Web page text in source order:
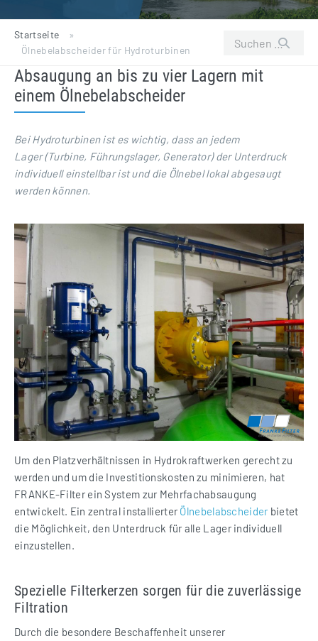
Startseite
»
Ölnebelabscheider für Hydroturbinen
Suchen
Absaugung an bis zu vier Lagern mit
einem Ölnebelabscheider
Bei Hydroturbinen ist es wichtig, dass an jedem
Lager (Turbine, Führungslager, Generator) der Unterdruck
individuell einstellbar ist und die Ölnebel lokal abgesaugt
werden können.
Um den Platzverhältnissen in Hydrokraftwerken gerecht zu
werden und um die Investitionskosten zu minimieren, hat
FRANKE-Filter ein System zur Mehrfachabsaugung
entwickelt. Ein zentral installierter Ölnebelabscheider bietet
die Möglichkeit, den Unterdruck für alle Lager individuell
einzustellen.
Spezielle Filterkerzen sorgen für die zuverlässige
Filtration
Durch die besondere Beschaffenheit unserer